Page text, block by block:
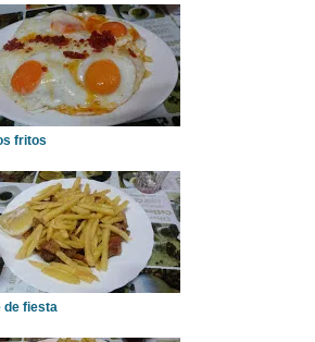
fritos
de fiesta